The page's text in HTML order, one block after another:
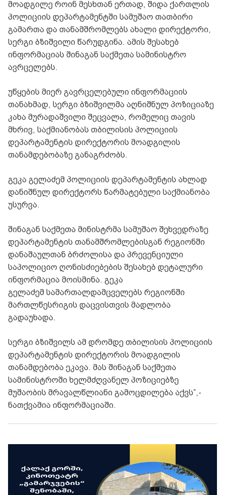
მოადგილე როინ მესხთან ერთად, შიდა ქართლის
პოლიციის დეპარტამენტში სამუშაო თათბირი
გამართა და თანამშრომლებს ახალი დირექტორი,
სერგი ბზიშვილი წარუდგინა. ამის შესახებ
ინფორმაციას შინაგან საქმეთა სამინისტრო
ავრცელებს.
უწყების მიერ გავრცელებული ინფორმაციის
თანახმად, სერგი ბზიშვილმა აღნიშნულ პოზიციაზე
კახა მურადაშვილი შეცვალა, რომელიც თავის
მხრივ, საქმიანობას თბილისის პოლიციის
დეპარტამენტის დირექტორის მოადგილის
თანამდებობაზე განაგრძობს.
გეკა გელაძემ პოლიციის დეპარტამენტის ახლად
დანიშნულ დირექტორს წარმატებული საქმიანობა
უსურვა.
შინაგან საქმეთა მინისტრმა სამუშაო შეხვედრაზე
დეპარტამენტის თანამშრომლებისგან რეგიონში
დანაშაულთან ბრძოლისა და პრევენციული
საპოლიციო ღონისძიებების შესახებ დეტალური
ინფორმაცია მოისმინა. გეკა
გელაძემ სამართალდამცველებს რეგიონში
მართლწესრიგის დაცვისთვის მადლობა
გადაუხადა.
სერგი ბზიშვილს ამ დრომდე თბილისის პოლიციის
დეპარტამენტის დირექტორის მოადგილის
თანამდებობა ეკავა. მას შინაგან საქმეთა
სამინისტროში ხელმძღვანელ პოზიციებზე
მუშაობის მრავალწლიანი გამოცდილება აქვს”,-
ნათქვამია ინფორმაციაში.